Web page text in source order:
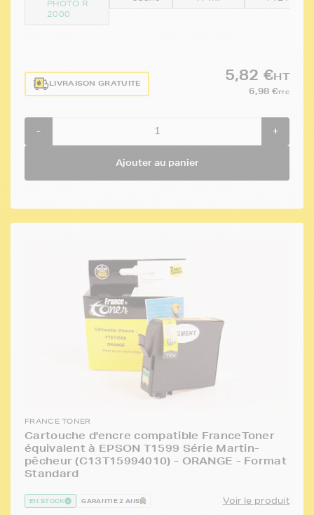
PHOTO R
2000
LIVRAISON GRATUITE
5,82 €HT
6,98 €TTC
- +
Ajouter au panier
FRANCE TONER
Cartouche d'encre compatible FranceToner
équivalent à EPSON T1599 Série Martin-
pêcheur (C13T15994010) - ORANGE - Format
Standard
EN STOCK GARANTIE 2 ANS Voir le produit